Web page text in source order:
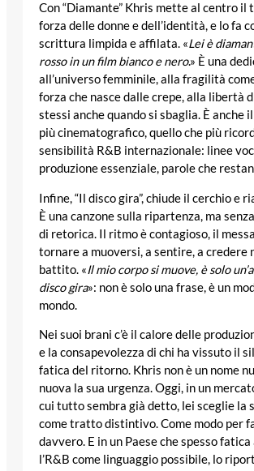
Con “Diamante” Khris mette al centro il
forza delle donne e dell’identità, e lo fa
scrittura limpida e affilata. «Lei è
rosso in un film bianco e nero.» È una
all’universo femminile, alla fragilità
forza che nasce dalle crepe, alla libertà
stessi anche quando si sbaglia. È anche
più cinematografico, quello che più
sensibilità R&B internazionale: linee
produzione essenziale, parole che
Infine, “Il disco gira”, chiude il cerchio e
È una canzone sulla ripartenza, ma
di retorica. Il ritmo è contagioso, il
tornare a muoversi, a sentire, a credere
battito. «Il mio corpo si muove, è solo
disco gira»: non è solo una frase, è un
mondo.
Nei suoi brani c’è il calore delle
e la consapevolezza di chi ha vissuto il
fatica del ritorno. Khris non è un nome
nuova la sua urgenza. Oggi, in un
cui tutto sembra già detto, lei sceglie la
come tratto distintivo. Come modo per
davvero. E in un Paese che spesso
l’R&B come linguaggio possibile, lo